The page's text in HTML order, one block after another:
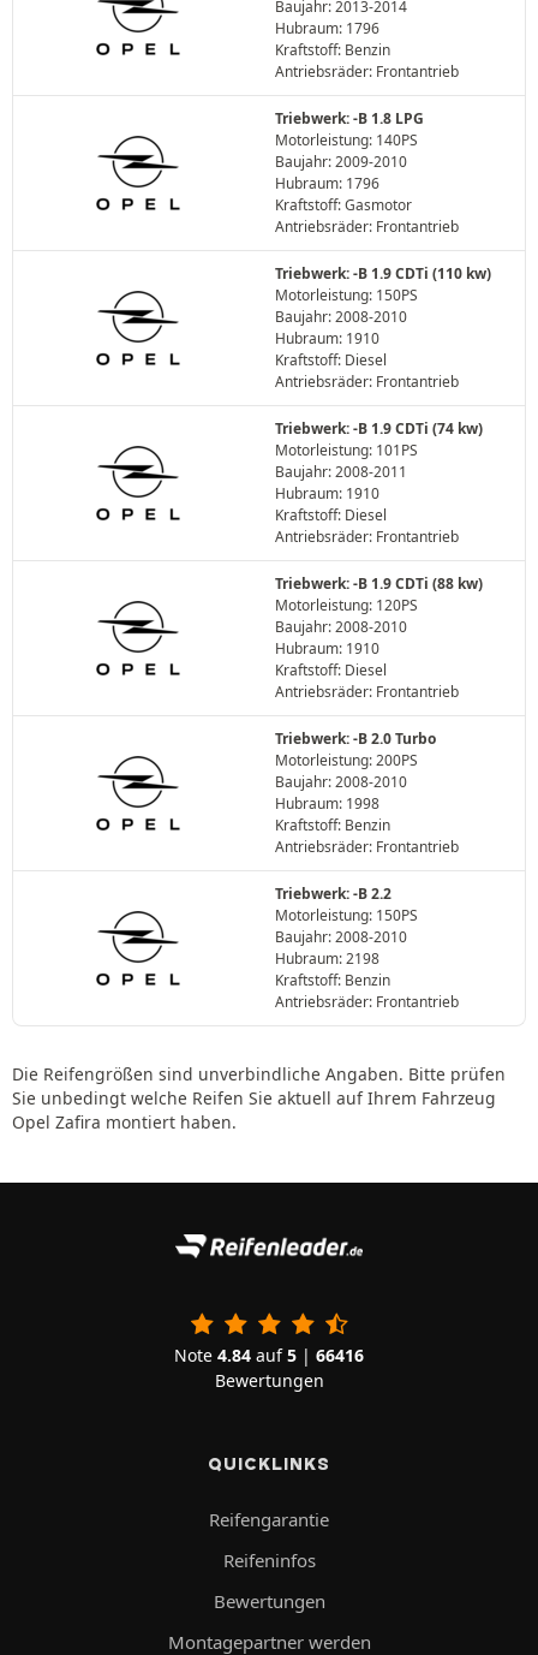
Baujahr: 2013-2014
Hubraum: 1796
Kraftstoff: Benzin
Antriebsräder: Frontantrieb
Triebwerk: -B 1.8 LPG
Motorleistung: 140PS
Baujahr: 2009-2010
Hubraum: 1796
Kraftstoff: Gasmotor
Antriebsräder: Frontantrieb
Triebwerk: -B 1.9 CDTi (110 kw)
Motorleistung: 150PS
Baujahr: 2008-2010
Hubraum: 1910
Kraftstoff: Diesel
Antriebsräder: Frontantrieb
Triebwerk: -B 1.9 CDTi (74 kw)
Motorleistung: 101PS
Baujahr: 2008-2011
Hubraum: 1910
Kraftstoff: Diesel
Antriebsräder: Frontantrieb
Triebwerk: -B 1.9 CDTi (88 kw)
Motorleistung: 120PS
Baujahr: 2008-2010
Hubraum: 1910
Kraftstoff: Diesel
Antriebsräder: Frontantrieb
Triebwerk: -B 2.0 Turbo
Motorleistung: 200PS
Baujahr: 2008-2010
Hubraum: 1998
Kraftstoff: Benzin
Antriebsräder: Frontantrieb
Triebwerk: -B 2.2
Motorleistung: 150PS
Baujahr: 2008-2010
Hubraum: 2198
Kraftstoff: Benzin
Antriebsräder: Frontantrieb
Die Reifengrößen sind unverbindliche Angaben. Bitte prüfen
Sie unbedingt welche Reifen Sie aktuell auf Ihrem Fahrzeug
Opel Zafira montiert haben.
Note 4.84 auf5 | 66416
Bewertungen
QUICKLINKS
Reifengarantie
Reifeninfos
Bewertungen
Montagepartner werden